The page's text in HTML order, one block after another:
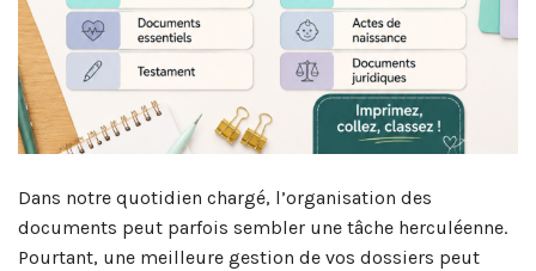
Dans notre quotidien chargé, l’organisation des
documents peut parfois sembler une tâche herculéenne.
Pourtant, une meilleure gestion de vos dossiers peut